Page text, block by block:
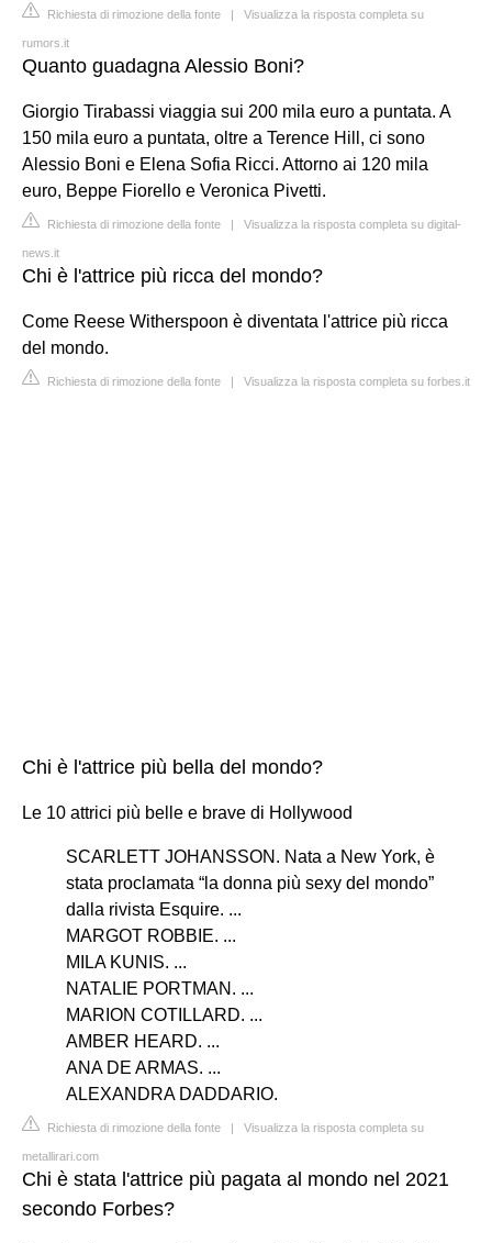
Richiesta di rimozione della fonte | Visualizza la risposta completa su
rumors.it
Quanto guadagna Alessio Boni?
Giorgio Tirabassi viaggia sui 200 mila euro a puntata. A
150 mila euro a puntata, oltre a Terence Hill, ci sono
Alessio Boni e Elena Sofia Ricci. Attorno ai 120 mila
euro, Beppe Fiorello e Veronica Pivetti.
Richiesta di rimozione della fonte | Visualizza la risposta completa su digital-
news.it
Chi è l'attrice più ricca del mondo?
Come Reese Witherspoon è diventata l'attrice più ricca
del mondo.
Richiesta di rimozione della fonte | Visualizza la risposta completa su forbes.it
Chi è l'attrice più bella del mondo?
Le 10 attrici più belle e brave di Hollywood
SCARLETT JOHANSSON. Nata a New York, è
stata proclamata “la donna più sexy del mondo”
dalla rivista Esquire. ...
MARGOT ROBBIE. ...
MILA KUNIS. ...
NATALIE PORTMAN. ...
MARION COTILLARD. ...
AMBER HEARD. ...
ANA DE ARMAS. ...
ALEXANDRA DADDARIO.
Richiesta di rimozione della fonte | Visualizza la risposta completa su
metallirari.com
Chi è stata l'attrice più pagata al mondo nel 2021
secondo Forbes?